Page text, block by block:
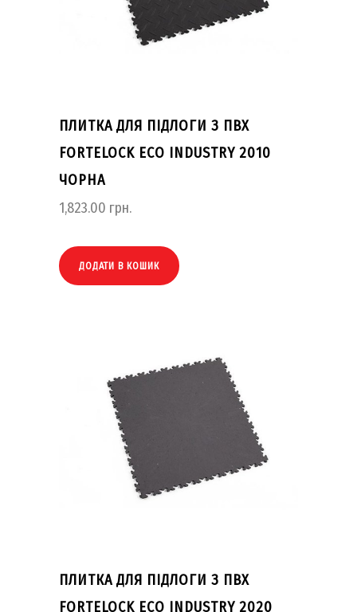
ПЛИТКА ДЛЯ ПІДЛОГИ З ПВХ
FORTELOCK ECO INDUSTRY 2010
ЧОРНА
1,823.00 грн.
ДОДАТИ В КОШИК
ПЛИТКА ДЛЯ ПІДЛОГИ З ПВХ
FORTELOCK ECO INDUSTRY 2020